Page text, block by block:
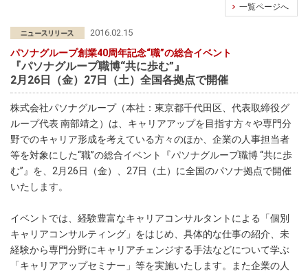
一覧ページへ
2016.02.15
パソナグループ創業40周年記念“職”の総合イベント
『パソナグループ職博“共に歩む”』
2月26日（金）27日（土）全国各拠点で開催
株式会社パソナグループ（本社：東京都千代田区、代表取締役グ
ループ代表 南部靖之）は、キャリアアップを目指す方々や専門分
野でのキャリア形成を考えている方々のほか、企業の人事担当者
等を対象にした“職”の総合イベント『パソナグループ職博 “共に歩
む”』を、2月26日（金）、27日（土）に全国のパソナ拠点で開催
いたします。
イベントでは、経験豊富なキャリアコンサルタントによる「個別
キャリアコンサルティング」をはじめ、具体的な仕事の紹介、未
経験から専門分野にキャリアチェンジする手法などについて学ぶ
「キャリアアップセミナー」等を実施いたします。また企業の人